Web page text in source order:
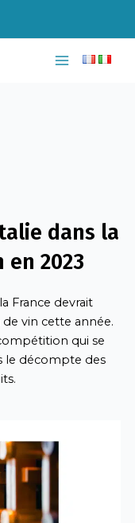
Main
dans la
2023
France devrait
vin cette année.
qui se
le décompte des